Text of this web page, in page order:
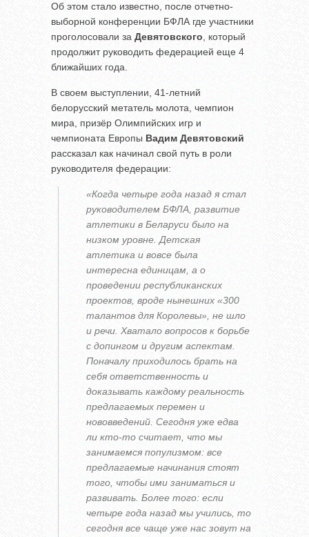
Об этом стало известно, после отчетно-
выборной конференции БФЛА где участники
проголосовали за Девятовского , который
продолжит руководить федерацией еще 4
ближайших года.
В своем выступлении, 41-летний
белорусский метатель молота, чемпион
мира, призёр Олимпийских игр и
чемпионата Европы Вадим Девятовский
рассказал как начинал свой путь в роли
руководителя федерации:
«Когда четыре года назад я стал
руководителем БФЛА, развитие
атлетики в Беларуси было на
низком уровне. Детская
атлетика и вовсе была
интересна единицам, а о
проведении республиканских
проектов, вроде нынешних «300
талантов для Королевы», не шло
и речи. Хватало вопросов к борьбе
с допингом и другим аспектам.
Поначалу приходилось брать на
себя ответственность и
доказывать каждому реальность
предлагаемых перемен и
нововведений. Сегодня уже едва
ли кто-то считает, что мы
занимаемся популизмом: все
предлагаемые начинания стоят
того, чтобы ими заниматься и
развивать. Более того: если
четыре года назад мы учились, то
сегодня все чаще уже нас зовут на